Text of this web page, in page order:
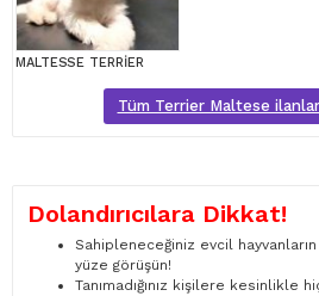
MALTESSE TERRİER
Tüm Terrier Maltese
Dolandırıcılara Dikkat!
Sahipleneceğiniz evcil
yüze görüşün!
Tanımadığınız kişilere kesinlikle